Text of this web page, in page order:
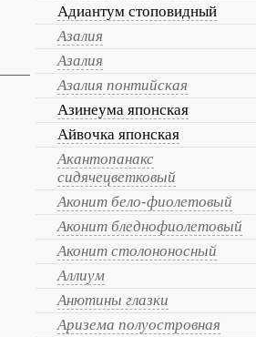
Адиантум стоповидный
Азалия
Азалия
Азалия понтийская
Азинеума японская
Айвочка японская
Акантопанакс
сидячецветковый
Аконит бело-фиолетовый
Аконит бледнофиолетовый
Аконит столононосный
Аллиум
Анютины глазки
Аризема полуостровная